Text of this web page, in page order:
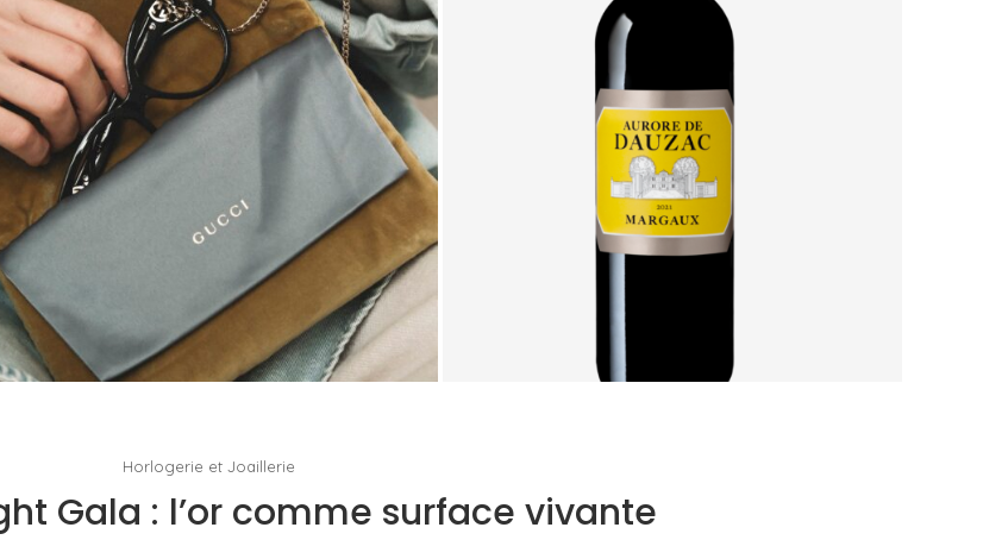
LE RETOUR DE KERING COMMENCE HORS DE
GUCCI
byPASCAL IAKOVOU
AURORE DE DAUZAC 2021 : CE QUE LES
GRAVES SABLEUSES DE MARGAUX...
Horlogerie et Joaillerie
Gala : l’or comme surface vivante